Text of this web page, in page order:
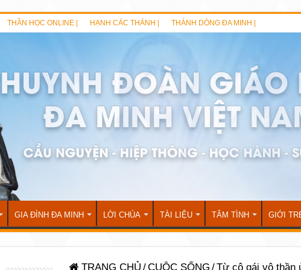
THẦN HỌC ONLINE | HẠNH CÁC THÁNH | THÁNH DÒNG ĐA MINH |
GIA ĐÌNH ĐA MINH LỜI CHÚA TÀI LIỆU TÂM TÌNH GIỚI
TRANG CHỦ /CUỘC SỐNG /Từ cô gái vô thần